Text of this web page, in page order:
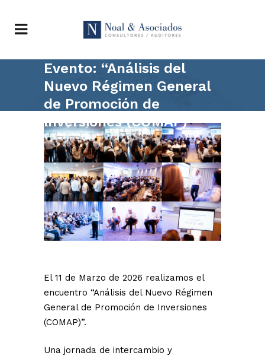
Evento: “Análisis del
Nuevo Régimen General
de Promoción de
Inversiones (COMAP)”
El 11 de Marzo de 2026 realizamos el
encuentro “Análisis del Nuevo Régimen
General de Promoción de Inversiones
(COMAP)”.
Una jornada de intercambio y